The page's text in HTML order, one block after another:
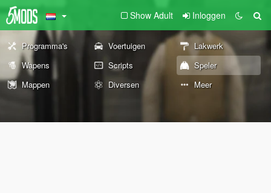
Show Adult Inloggen
Programma's Voertuigen
Lakwerk
Wapens
Scripts
Speler
Mappen
Diversen Meer